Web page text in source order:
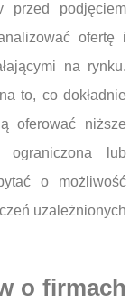
przed podjęciem
ofertę i
na rynku.
to, co dokładnie
oferować niższe
lub
o możliwość
uzależnionych
o firmach